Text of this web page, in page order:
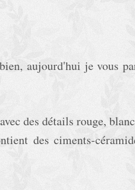
aujourd'hui je vous
des détails rouge,
des ciments-